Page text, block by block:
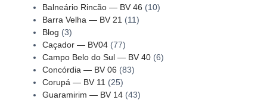
Balneário Rincão — BV 46 (10)
Barra Velha — BV 21 (11)
Blog (3)
Caçador — BV04(77)
Campo Belo do Sul — BV 40(6)
Concórdia — BV 06 (83)
Corupá — BV 11 (25)
Guaramirim — BV 14(43)